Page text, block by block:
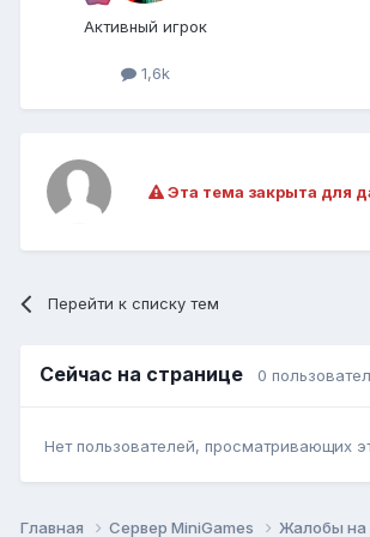
Активный игрок
1,6k
Эта тема закрыта для
Перейти к списку тем
Сейчас на странице 0
Нет пользователей, просматривающих
Главная Сервер MiniGames Жалобы на